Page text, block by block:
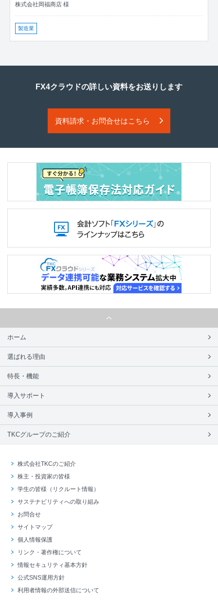
株式会社岡福商店 様
製造業
FX4クラウドの詳しい資料をお送りします
資料請求・お問合せはこちら
ホーム
選ばれる理由
特長・機能
導入サポート
導入事例
TKCグループのご紹介
株式会社TKCのご紹介
株主・投資家の皆様
学生の皆様（リクルート情報）
サステナビリティへの取り組み
お問合せ
サイトマップ
個人情報保護
リンク・著作権について
情報セキュリティ基本方針
公式SNS運用方針
利用者情報の外部送信について